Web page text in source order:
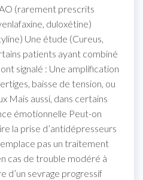
(rarement prescrits
duloxétine)
Une étude (Cureus,
patients ayant combiné
signalé : Une amplification
baisse de tension, ou
Mais aussi, dans certains
émotionnelle Peut-on
la prise d’antidépresseurs
pas un traitement
cas de trouble modéré à
d’un sevrage progressif